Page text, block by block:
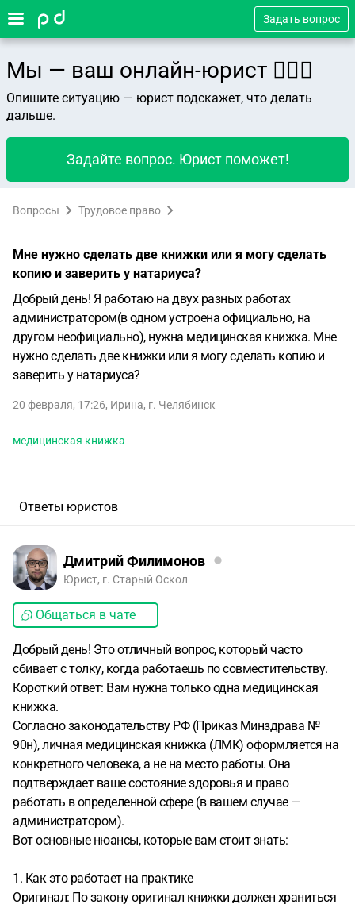
Задать вопрос
Мы — ваш онлайн-юрист 👨🏻‍⚖️
Опишите ситуацию — юрист подскажет, что делать
дальше.
Задайте вопрос. Юрист поможет!
Вопросы Трудовое право
Мне нужно сделать две книжки или я могу сделать
копию и заверить у натариуса?
Добрый день! Я работаю на двух разных работах
администратором(в одном устроена официально, на
другом неофициально), нужна медицинская книжка. Мне
нужно сделать две книжки или я могу сделать копию и
заверить у натариуса?
20 февраля, 17:26, Ирина, г. Челябинск
медицинская книжка
Ответы юристов
Дмитрий Филимонов
Юрист, г. Старый Оскол
Общаться в чате
Добрый день! Это отличный вопрос, который часто
сбивает с толку, когда работаешь по совместительству.
Короткий ответ: Вам нужна только одна медицинская
книжка.
Согласно законодательству РФ (Приказ Минздрава №
90н), личная медицинская книжка (ЛМК) оформляется на
конкретного человека, а не на место работы. Она
подтверждает ваше состояние здоровья и право
работать в определенной сфере (в вашем случае —
администратором).
Вот основные нюансы, которые вам стоит знать:
1. Как это работает на практике
Оригинал: По закону оригинал книжки должен храниться